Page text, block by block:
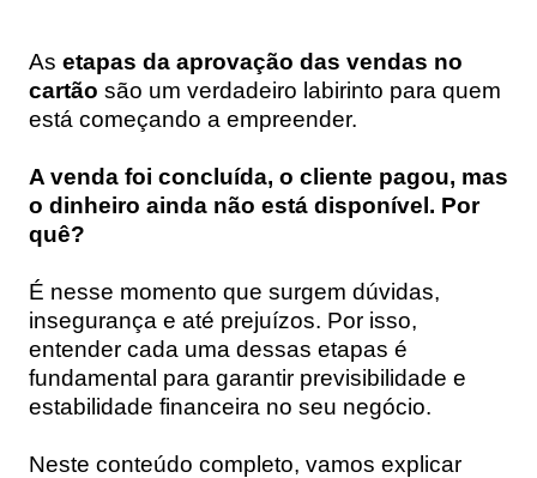
As etapas da aprovação das vendas no
cartão são um verdadeiro labirinto para quem
está começando a empreender.
A venda foi concluída, o cliente pagou, mas
o dinheiro ainda não está disponível. Por
quê?
É nesse momento que surgem dúvidas,
insegurança e até prejuízos. Por isso,
entender cada uma dessas etapas é
fundamental para garantir previsibilidade e
estabilidade financeira no seu negócio.
Neste conteúdo completo, vamos explicar